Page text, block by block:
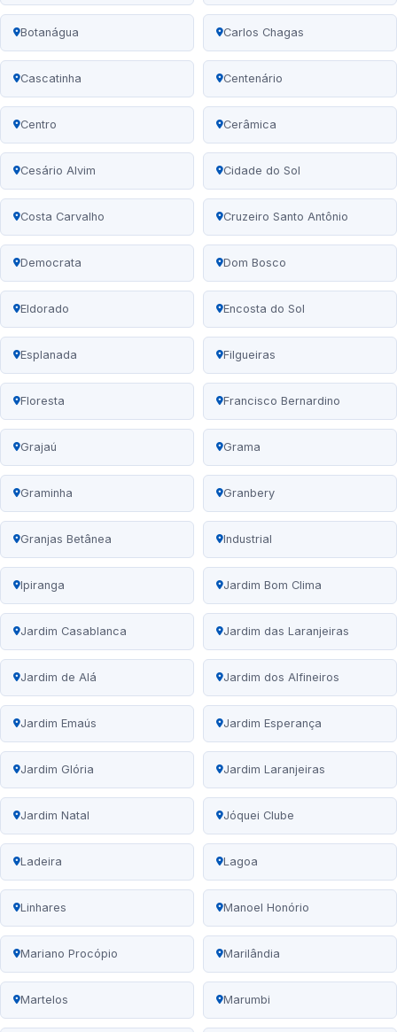
Botanágua Carlos Chagas
Cascatinha Centenário
Centro Cerâmica
Cesário Alvim Cidade do Sol
Costa Carvalho Cruzeiro Santo Antônio
Democrata Dom Bosco
Eldorado Encosta do Sol
Esplanada Filgueiras
Floresta Francisco Bernardino
Grajaú Grama
Graminha Granbery
Granjas Betânea Industrial
Ipiranga Jardim Bom Clima
Jardim Casablanca Jardim das Laranjeiras
Jardim de Alá Jardim dos Alfineiros
Jardim Emaús Jardim Esperança
Jardim Glória Jardim Laranjeiras
Jardim Natal Jóquei Clube
Ladeira Lagoa
Linhares Manoel Honório
Mariano Procópio Marilândia
Martelos Marumbi